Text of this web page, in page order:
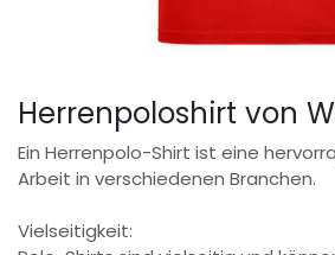
Herrenpoloshirt von
Ein Herrenpolo-Shirt ist eine
Arbeit in verschiedenen Branchen.
Vielseitigkeit: